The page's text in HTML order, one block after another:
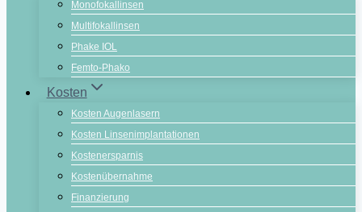
Monofokallinsen
Multifokallinsen
Phake IOL
Femto-Phako
Kosten
Kosten Augenlasern
Kosten Linsenimplantationen
Kostenersparnis
Kostenübernahme
Finanzierung